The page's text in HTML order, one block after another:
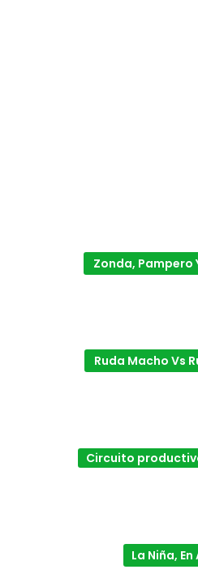
Zonda, Pampero
Ruda Macho Vs
Circuito
La Niña,